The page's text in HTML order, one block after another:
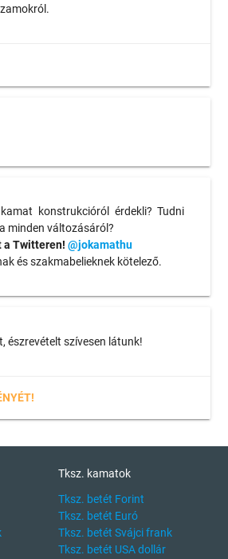
konstrukcióról érdekli? Tudni
minden változásáról?
a Twitteren! @jokamathu
és szakmabelieknek kötelező.
észrevételt szívesen látunk!
Tksz. kamatok
Tksz. betét Forint
Tksz. betét Euró
Tksz. betét Svájci frank
Tksz. betét USA dollár